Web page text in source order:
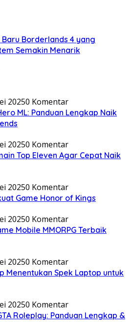
Borderlands 4 yang
Semakin Menarik
20250 Komentar
ML: Panduan Lengkap Naik
20250 Komentar
Top Eleven Agar Cepat Naik
20250 Komentar
Game Honor of Kings
20250 Komentar
Mobile MMORPG Terbaik
20250 Komentar
Menentukan Spek Laptop untuk
20250 Komentar
Roleplay: Panduan Lengkap &